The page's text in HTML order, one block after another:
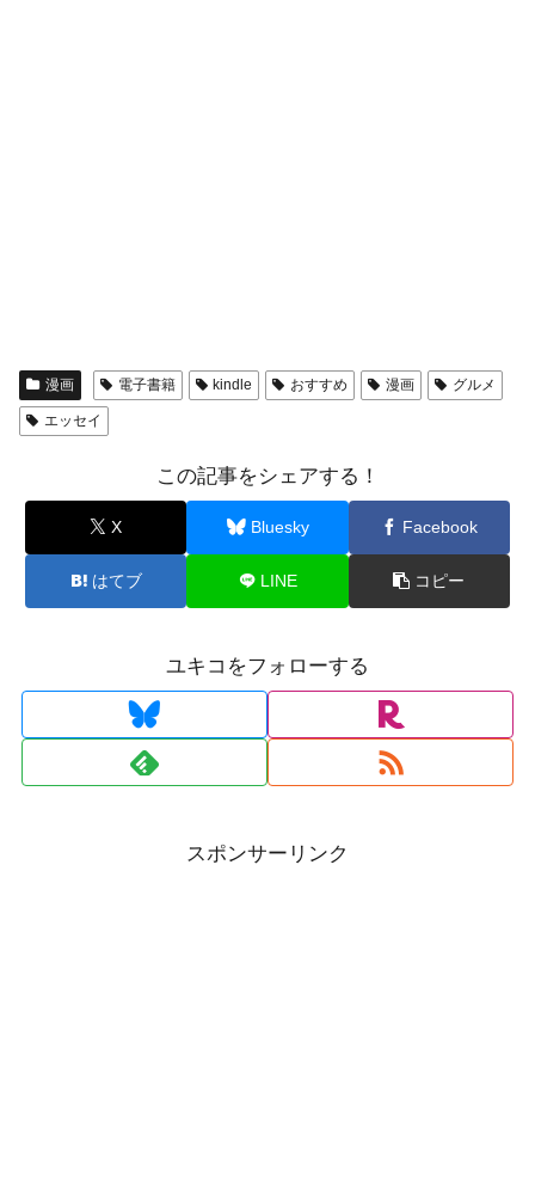
漫画 電子書籍 kindle おすすめ 漫画 グルメ
エッセイ
この記事をシェアする！
X Bluesky Facebook
はてブ LINE コピー
ユキコをフォローする
スポンサーリンク